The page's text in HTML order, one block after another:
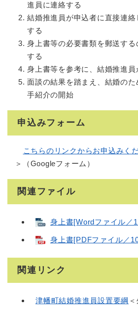
進員に連絡する
結婚推進員が申込者に直接連
する
身上書等の必要書類を郵送す
する
身上書等を参考に、結婚推進員
面談の結果を踏まえ、結婚の
手紹介の開始
申込みフォーム
こちらのリンクからお申込みくだ
＞
（Googleフォーム）
関連ファイル
身上書[Wordファイル／
身上書[PDFファイル／
関連リンク
津幡町結婚推進員設置要綱